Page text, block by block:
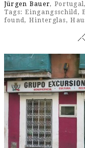
Jürgen Bauer,
Tags: Eingangsschild,
found, Hinterglas,